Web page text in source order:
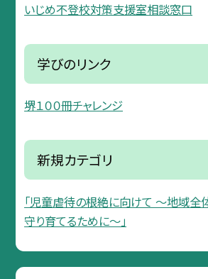
いじめ不登校対策支援室相談窓口
学びのリンク
堺１００冊チャレンジ
新規カテゴリ
「児童虐待の根絶に向けて 〜地域全
守り育てるために〜」